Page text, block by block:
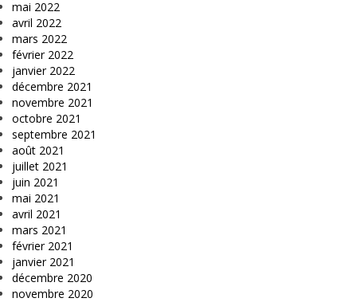
mai 2022
avril 2022
mars 2022
février 2022
janvier 2022
décembre 2021
novembre 2021
octobre 2021
septembre 2021
août 2021
juillet 2021
juin 2021
mai 2021
avril 2021
mars 2021
février 2021
janvier 2021
décembre 2020
novembre 2020